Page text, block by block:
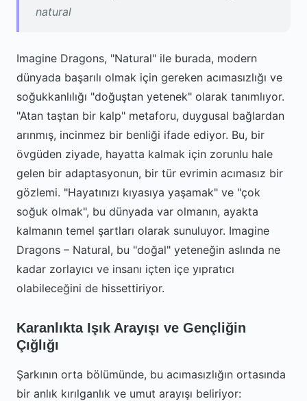
natural
Imagine Dragons, "Natural" ile burada, modern
dünyada başarılı olmak için gereken acımasızlığı ve
soğukkanlılığı "doğuştan yetenek" olarak tanımlıyor.
"Atan taştan bir kalp" metaforu, duygusal bağlardan
arınmış, incinmez bir benliği ifade ediyor. Bu, bir
övgüden ziyade, hayatta kalmak için zorunlu hale
gelen bir adaptasyonun, bir tür evrimin acımasız bir
gözlemi. "Hayatınızı kıyasıya yaşamak" ve "çok
soğuk olmak", bu dünyada var olmanın, ayakta
kalmanın temel şartları olarak sunuluyor. Imagine
Dragons – Natural, bu "doğal" yeteneğin aslında ne
kadar zorlayıcı ve insanı içten içe yıpratıcı
olabileceğini de hissettiriyor.
Karanlıkta Işık Arayışı ve Gençliğin
Çığlığı
Şarkının orta bölümünde, bu acımasızlığın ortasında
bir anlık kırılganlık ve umut arayışı beliriyor: